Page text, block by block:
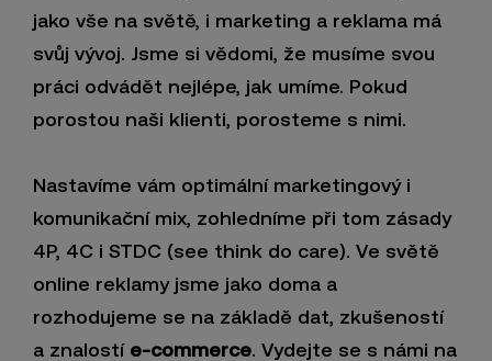
jako vše na světě, i marketing a reklama má
svůj vývoj. Jsme si vědomi, že musíme svou
práci odvádět nejlépe, jak umíme. Pokud
porostou naši klienti, porosteme s nimi.
Nastavíme vám optimální marketingový i
komunikační mix, zohledníme při tom zásady
4P, 4C i STDC (see think do care). Ve světě
online reklamy jsme jako doma a
rozhodujeme se na základě dat, zkušeností
a znalostí e-commerce. Vydejte se s námi na